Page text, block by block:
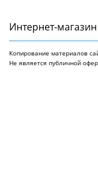
Интернет-
Копирование материалов
Не является публичной